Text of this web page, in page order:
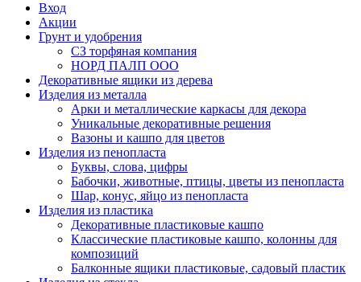
Вход
Акции
Грунт и удобрения
СЗ торфяная компания
НОРД ПАЛП ООО
Декоративные ящики из дерева
Изделия из металла
Арки и металлические каркасы для декора
Уникальные декоративные решения
Вазоны и кашпо для цветов
Изделия из пенопласта
Буквы, слова, цифры
Бабочки, животные, птицы, цветы из пенопласта
Шар, конус, яйцо из пенопласта
Изделия из пластика
Декоративные пластиковые кашпо
Классические пластиковые кашпо, колонны для
композиций
Балконные ящики пластиковые, садовый пластик